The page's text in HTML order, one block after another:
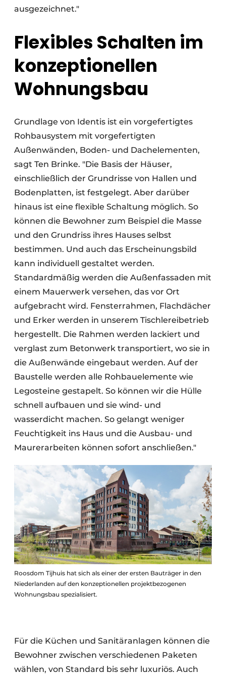
ausgezeichnet."
Flexibles Schalten im
konzeptionellen
Wohnungsbau
Grundlage von Identis ist ein vorgefertigtes
Rohbausystem mit vorgefertigten
Außenwänden, Boden- und Dachelementen,
sagt Ten Brinke. "Die Basis der Häuser,
einschließlich der Grundrisse von Hallen und
Bodenplatten, ist festgelegt. Aber darüber
hinaus ist eine flexible Schaltung möglich. So
können die Bewohner zum Beispiel die Masse
und den Grundriss ihres Hauses selbst
bestimmen. Und auch das Erscheinungsbild
kann individuell gestaltet werden.
Standardmäßig werden die Außenfassaden mit
einem Mauerwerk versehen, das vor Ort
aufgebracht wird. Fensterrahmen, Flachdächer
und Erker werden in unserem Tischlereibetrieb
hergestellt. Die Rahmen werden lackiert und
verglast zum Betonwerk transportiert, wo sie in
die Außenwände eingebaut werden. Auf der
Baustelle werden alle Rohbauelemente wie
Legosteine gestapelt. So können wir die Hülle
schnell aufbauen und sie wind- und
wasserdicht machen. So gelangt weniger
Feuchtigkeit ins Haus und die Ausbau- und
Maurerarbeiten können sofort anschließen."
Roosdom Tijhuis hat sich als einer der ersten Bauträger in den
Niederlanden auf den konzeptionellen projektbezogenen
Wohnungsbau spezialisiert.
Für die Küchen und Sanitäranlagen können die
Bewohner zwischen verschiedenen Paketen
wählen, von Standard bis sehr luxuriös. Auch